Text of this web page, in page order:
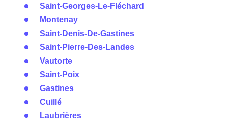
Saint-Georges-Le-Fléchard
Montenay
Saint-Denis-De-Gastines
Saint-Pierre-Des-Landes
Vautorte
Saint-Poix
Gastines
Cuillé
Laubrières